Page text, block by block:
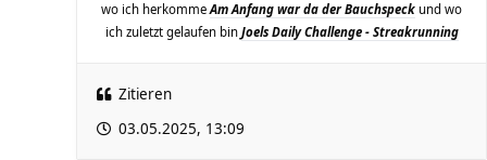
wo ich herkommeAm Anfang war da der Bauchspeck und wo
ich zuletzt gelaufen bin Joels Daily Challenge - Streakrunning
Zitieren
03.05.2025, 13:09